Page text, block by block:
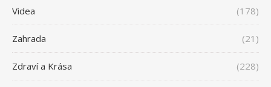
Videa (178)
Zahrada (21)
Zdraví a Krása (228)